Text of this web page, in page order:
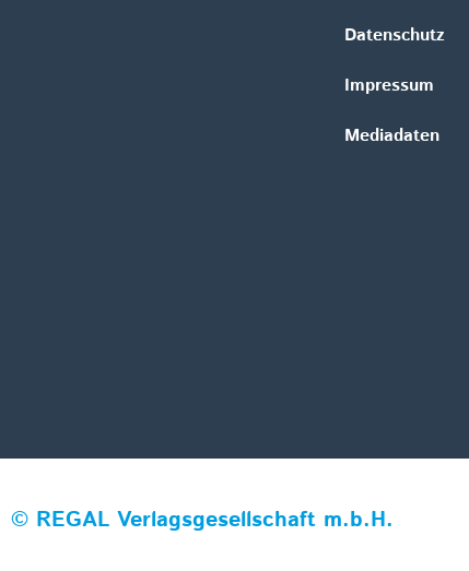
Datenschutz
Impressum
Mediadaten
© REGAL Verlagsgesellschaft m.b.H.